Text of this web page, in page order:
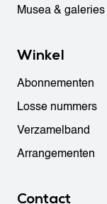
Musea & galeries
Winkel
Abonnementen
Losse nummers
Verzamelband
Arrangementen
Contact